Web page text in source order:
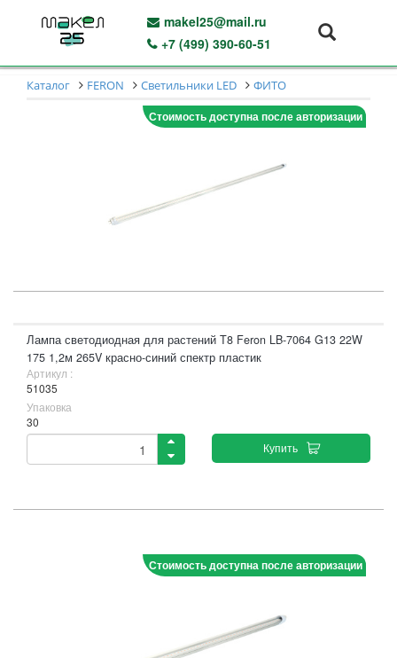
makel25@mail.ru
+7 (499) 390-60-51
Каталог FERON Светильники LED
ФИТО
Стоимость доступна после авторизации
Лампа светодиодная для растений T8 Feron LB-7064 G13 22W
175 1,2м 265V красно-синий спектр пластик
Артикул :
51035
Упаковка
30
Купить
Стоимость доступна после авторизации